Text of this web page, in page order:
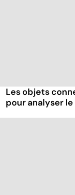
Les objets
pour analyser